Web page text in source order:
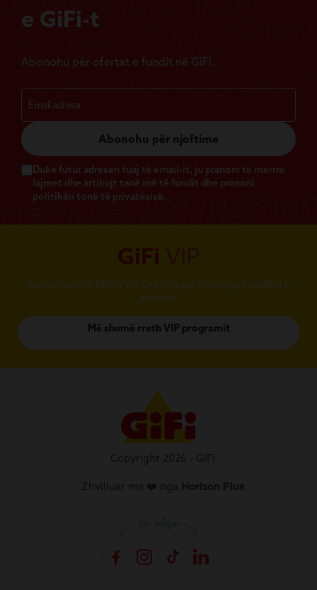
e GiFi-t
Abonohu për ofertat e fundit në GiFi.
Abonohu për njoftime
Duke futur adresën tuaj të email-it, ju pranoni të merrni
lajmet dhe artikujt tanë më të fundit dhe pranoni
politikën tonë të privatësisë.
GiFi
Bashkohuni në klubin VIP Club dhe përfitoni nga benefitet e
shumta!
Më shumë rreth VIP programit